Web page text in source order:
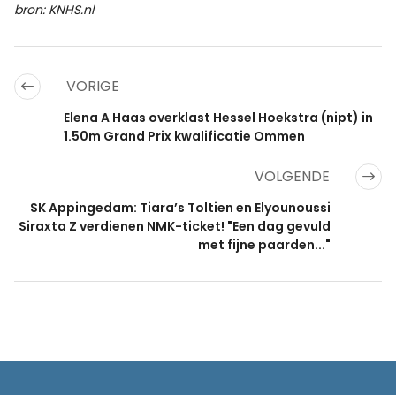
bron: KNHS.nl
VORIGE
Elena A Haas overklast Hessel Hoekstra (nipt) in
1.50m Grand Prix kwalificatie Ommen
VOLGENDE
SK Appingedam: Tiara’s Toltien en Elyounoussi
Siraxta Z verdienen NMK-ticket! "Een dag gevuld
met fijne paarden..."